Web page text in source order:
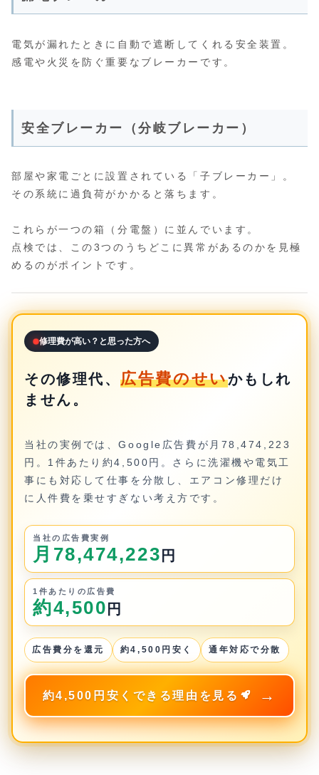
電気が漏れたときに自動で遮断してくれる安全装置。
感電や火災を防ぐ重要なブレーカーです。
安全ブレーカー（分岐ブレーカー）
部屋や家電ごとに設置されている「子ブレーカー」。
その系統に過負荷がかかると落ちます。
これらが一つの箱（分電盤）に並んでいます。
点検では、この3つのうちどこに異常があるのかを見極
めるのがポイントです。
修理費が高い？と思った方へ
その修理代、広告費のせいかもしれ
ません。
当社の実例では、Google広告費が月78,474,223
円。1件あたり約4,500円。さらに洗濯機や電気工
事にも対応して仕事を分散し、エアコン修理だけ
に人件費を乗せすぎない考え方です。
当社の広告費実例
月78,474,223 円
1件あたりの広告費
約4,500 円
広告費分を還元 約4,500円安く 通年対応で分散
約4,500円安くできる理由を見る